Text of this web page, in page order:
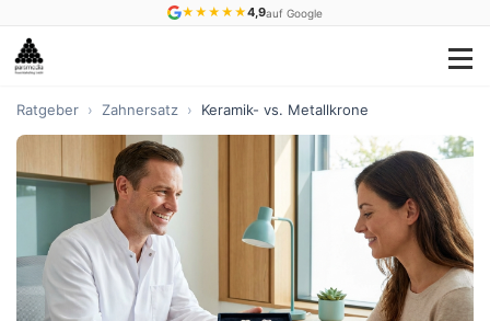
★ ★ ★ ★ ★4,9auf Google
Ratgeber › Zahnersatz › Keramik- vs. Metallkrone